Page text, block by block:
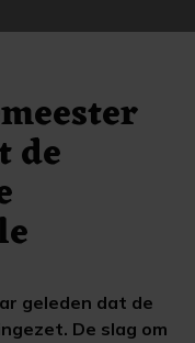
de
geleden dat de
De slag om